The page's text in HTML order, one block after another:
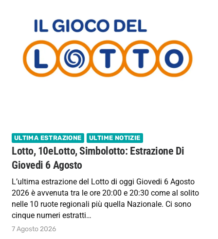
ULTIMA ESTRAZIONE ULTIME NOTIZIE
Lotto, 10eLotto, Simbolotto: Estrazione Di
Giovedi 6 Agosto
L’ultima estrazione del Lotto di oggi Giovedi 6 Agosto
2026 è avvenuta tra le ore 20:00 e 20:30 come al solito
nelle 10 ruote regionali più quella Nazionale. Ci sono
cinque numeri estratti…
7 Agosto 2026